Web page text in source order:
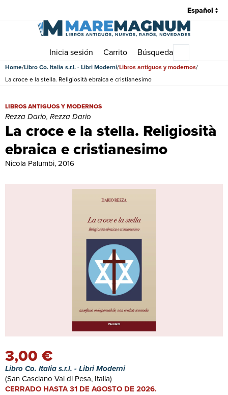
Inicia sesión Carrito Búsqueda
Home Libro Co. Italia s.r.l. - Libri Moderni Libros antiguos y modernos
La croce e la stella. Religiosità ebraica e cristianesimo
La croce e la stella. Religiosità
ebraica e cristianesimo
La croce e la stella. Religiosità ebraica e cristianesimo | Libros
LIBROS ANTIGUOS Y MODERNOS
Rezza Dario, Rezza Dario
Nicola Palumbi, 2016
3,00 €
Libro Co. Italia s.r.l. - Libri Moderni
(San Casciano Val di Pesa, Italia)
CERRADO HASTA 31 DE AGOSTO DE 2026.